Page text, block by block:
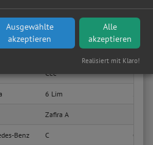
Golf V Plus
Werkstatt?Anfrage jetzt stellen
Cee Vision
6 Lim
Zafira A
Benz C C
Ausgewählte
akzeptieren
Alle
akzeptieren
Realisiert mit Klaro!